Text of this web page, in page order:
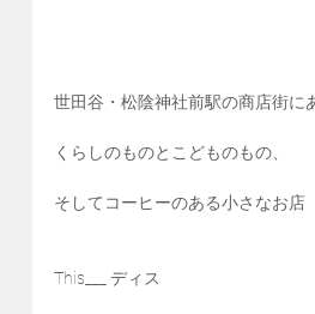
世田谷・松陰神社前駅の商店街に
くらしのものとこどものもの、
そしてコーヒーのある小さなお店
This___ ディス